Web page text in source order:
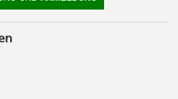
Hühnern im Garten – einfach